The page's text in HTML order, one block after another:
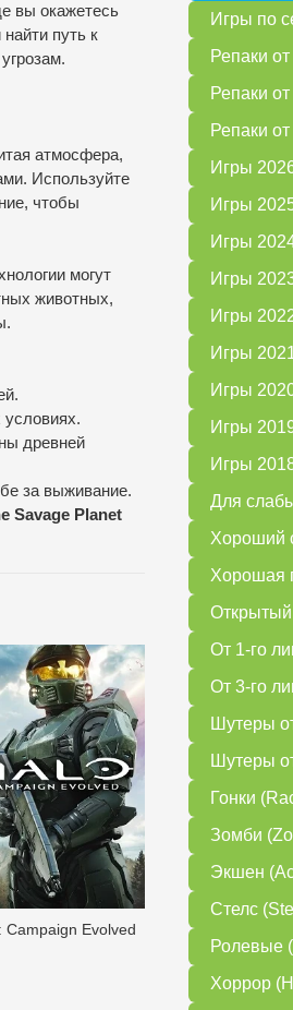
вы окажетесь
путь к
атмосфера,
Используйте
чтобы
могут
животных,
древней
за выживание.
Savage Planet
Campaign Evolved
Игры по
Репаки
Репаки
Репаки
Игры
Игры
Игры
Игры
Игры
Игры
Игры
Игры
Игры
Для
Хороший
Хорошая
От 1-го
От 3-го
Шутеры
Шутеры
Гонки
Зомби
Экшен
Стелс
Ролевые
Хоррор